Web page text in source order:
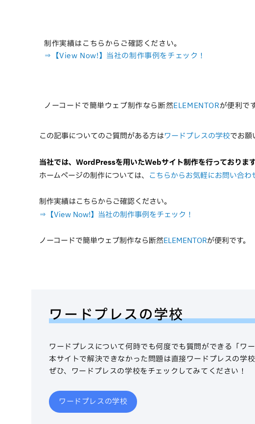
制作実績はこちらからご確認ください。
⇒【View Now!】当社の制作事例をチェック！
ノーコードで簡単ウェブ制作なら断然ELEMENTORが便利です
この記事についてのご質問がある方はワードプレスの学校でお願
当社では、WordPressを用いたWebサイト制作を行っております
ホームページの制作については、 こちらからお気軽にお問い合わ
制作実績はこちらからご確認ください。
⇒【View Now!】当社の制作事例をチェック！
ノーコードで簡単ウェブ制作なら断然ELEMENTORが便利です。
ワードプレスの学校
ワードプレスについて何時でも何度でも質問ができる「ワ
本サイトで解決できなかった問題は直接ワードプレスの学校
ぜひ、ワードプレスの学校をチェックしてみてください！
ワードプレスの学校